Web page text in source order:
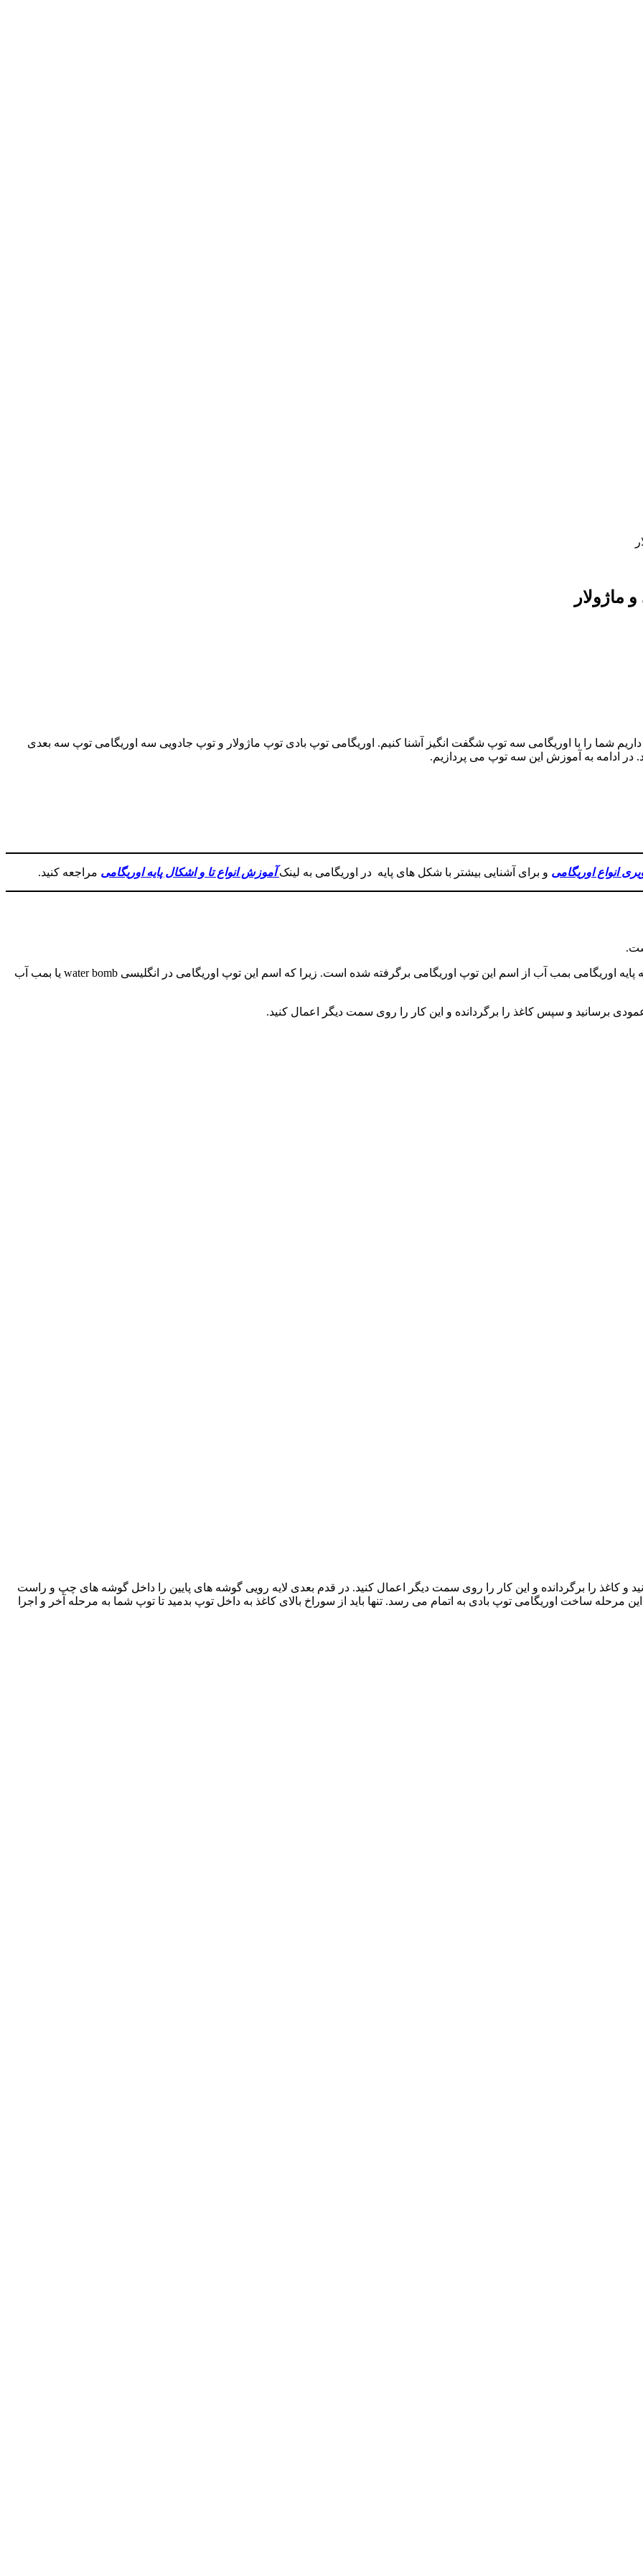
شما را با اوریگامی سه توپ شگفت انگیز آشنا کنیم. اوریگامی توپ بادی توپ ماژولار و توپ جادویی سه اوریگامی توپ سه بعدی
در ادامه به آموزش این سه توپ می پردازیم.
انواع اوریگامی و برای آشنایی بیشتر با شکل های پایه در اوریگامی به لینک آموزش انواع تا و اشکال پایه اوریگامی مراجعه کنید.
در ابتدا باید پایه اوریگامی بمب آب یا بالن را بزنید. جالب است بدانید که پایه اوریگامی بمب آب از اسم این توپ اوریگامی برگرفته شده است. زیرا که اسم این توپ اوریگامی در انگلیسی water bomb یا بمب آب
برسانید و سپس کاغذ را برگردانده و این کار را روی سمت دیگر اعمال کنید.
کاغذ را برگردانده و این کار را روی سمت دیگر اعمال کنید. در قدم بعدی لایه رویی گوشه های پایین را داخل گوشه های چپ و راست
مرحله ساخت اوریگامی توپ بادی به اتمام می رسد. تنها باید از سوراخ بالای کاغذ به داخل توپ بدمید تا توپ شما به مرحله آخر و اجرا